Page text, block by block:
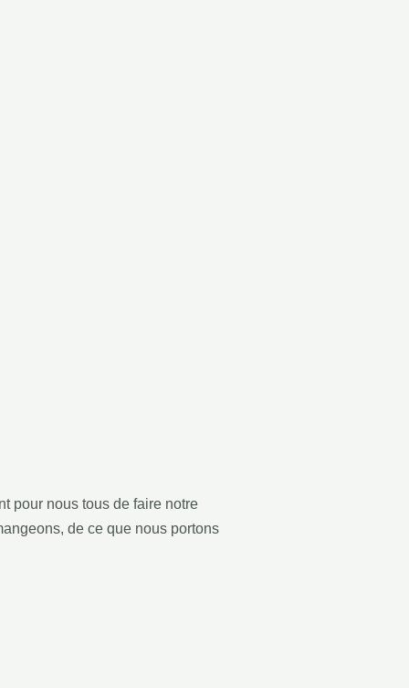
pour nous tous de faire notre
de ce que nous portons